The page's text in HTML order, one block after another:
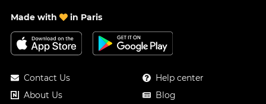
Made with in Paris
Contact Us
About Us
Help center
Blog